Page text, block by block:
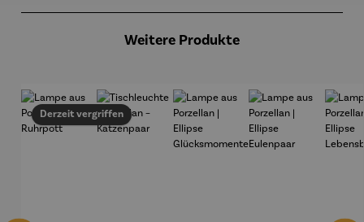
Weitere Produkte
Derzeit vergriffen